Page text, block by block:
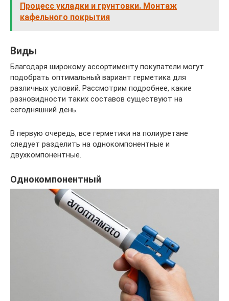
Процесс укладки и грунтовки. Монтаж
кафельного покрытия
Виды
Благодаря широкому ассортименту покупатели могут
подобрать оптимальный вариант герметика для
различных условий. Рассмотрим подробнее, какие
разновидности таких составов существуют на
сегодняшний день.
В первую очередь, все герметики на полиуретане
следует разделить на однокомпонентные и
двухкомпонентные.
Однокомпонентный